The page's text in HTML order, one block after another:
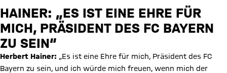
HAINER: „ES IST EINE EHRE FÜR
MICH, PRÄSIDENT DES FC BAYERN
ZU SEIN“
Herbert Hainer: „Es ist eine Ehre für mich, Präsident des FC
Bayern zu sein, und ich würde mich freuen, wenn mich der